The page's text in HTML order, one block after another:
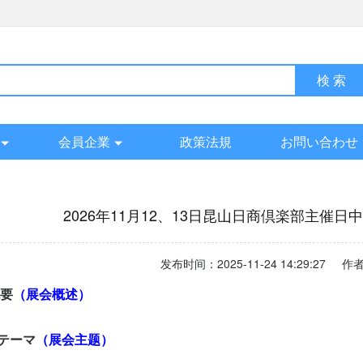
会員企業 政策法規 お問い合わせ
2026年11月12、13日昆山日商倶楽部主催日
发布时间：2025-11-24 14:29:27 作
（展会概述）
ーマ （展会主题）